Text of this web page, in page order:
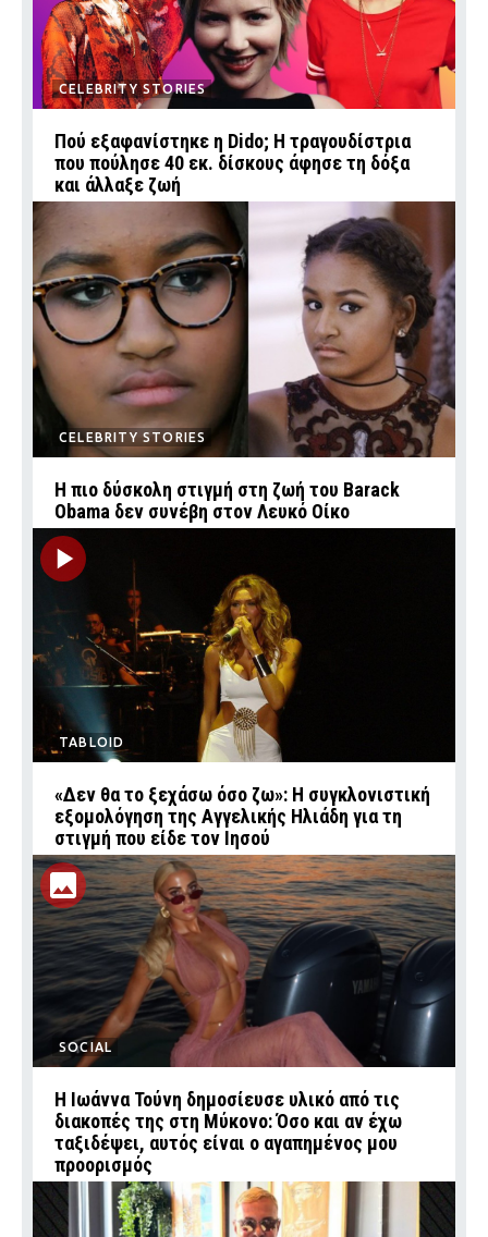
CELEBRITY STORIES
Πού εξαφανίστηκε η Dido; Η τραγουδίστρια
που πούλησε 40 εκ. δίσκους άφησε τη δόξα
και άλλαξε ζωή
CELEBRITY STORIES
Η πιο δύσκολη στιγμή στη ζωή του Barack
Obama δεν συνέβη στον Λευκό Οίκο
TABLOID
«Δεν θα το ξεχάσω όσο ζω»: Η συγκλονιστική
εξομολόγηση της Αγγελικής Ηλιάδη για τη
στιγμή που είδε τον Ιησού
SOCIAL
Η Ιωάννα Τούνη δημοσίευσε υλικό από τις
διακοπές της στη Μύκονο: Όσο και αν έχω
ταξιδέψει, αυτός είναι ο αγαπημένος μου
προορισμός